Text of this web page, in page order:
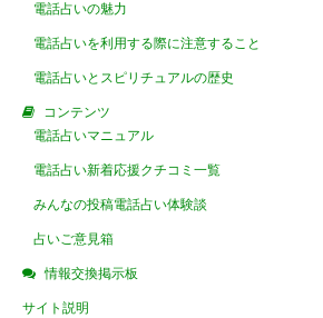
電話占いの魅力
電話占いを利用する際に注意すること
電話占いとスピリチュアルの歴史
コンテンツ
電話占いマニュアル
電話占い新着応援クチコミ一覧
みんなの投稿電話占い体験談
占いご意見箱
情報交換掲示板
サイト説明